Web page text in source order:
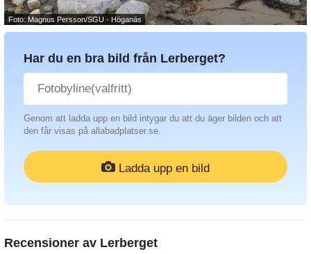
Foto: Magnus Persson/SGU - Höganäs
Har du en bra bild från Lerberget?
Genom att ladda upp en bild intygar du att du äger bilden och att
den får visas på allabadplatser.se.
Ladda upp en bild
Recensioner av Lerberget